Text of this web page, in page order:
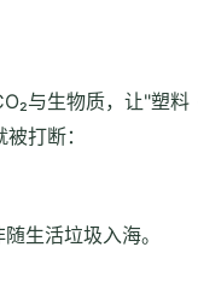
与生物质，让"塑
打断：
生活垃圾入海。